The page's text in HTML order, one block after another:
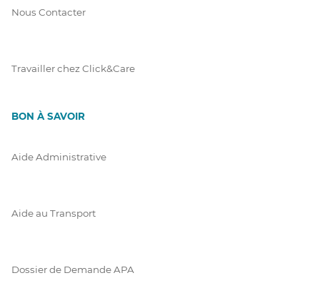
Nous Contacter
Travailler chez Click&Care
BON À SAVOIR
Aide Administrative
Aide au Transport
Dossier de Demande APA